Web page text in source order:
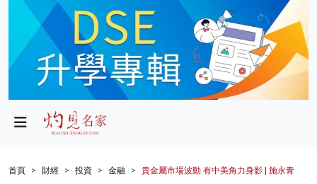
政局
財經
首頁 財經 投資 金融 貴金屬市場波動 有中美角力身影 | 施永青